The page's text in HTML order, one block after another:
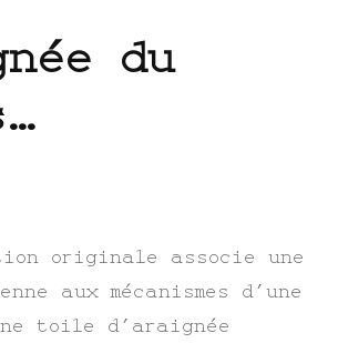
du
originale associe une
aux mécanismes d’une
toile d’araignée